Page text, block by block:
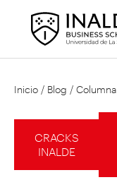
Inicio / Blog / Columna
CRACKS
INALDE